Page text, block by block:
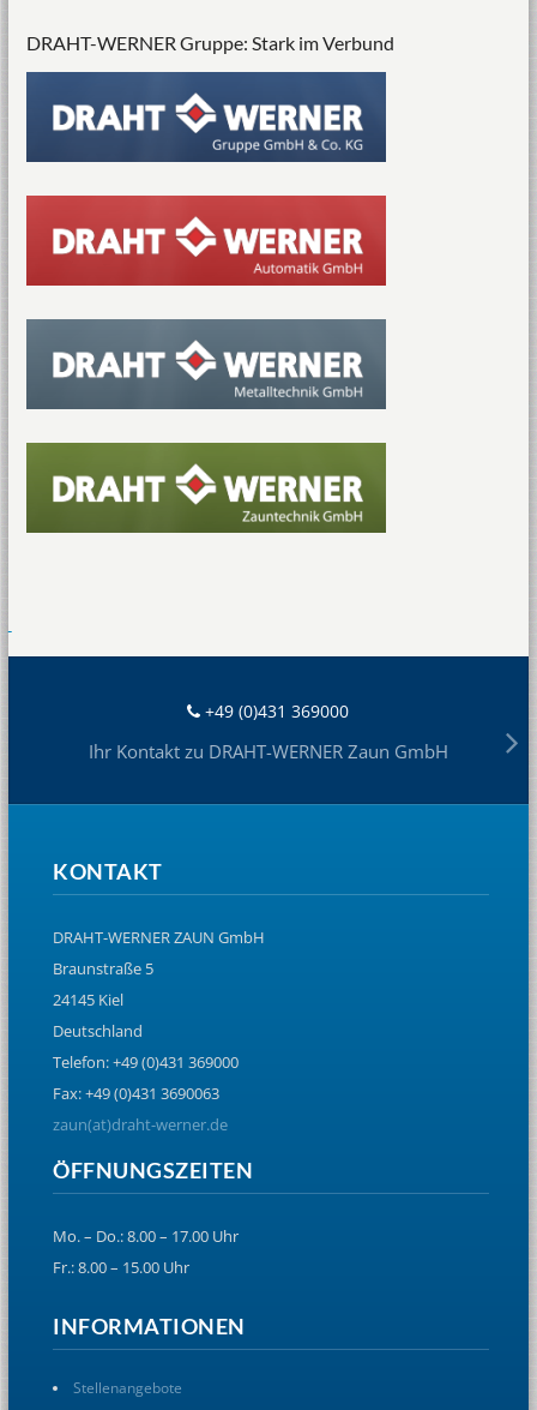
DRAHT-WERNER Gruppe: Stark im Verbund
+49 (0)431 369000
Ihr Kontakt zu DRAHT-WERNER Zaun GmbH
KONTAKT
DRAHT-WERNER ZAUN GmbH
Braunstraße 5
24145 Kiel
Deutschland
Telefon: +49 (0)431 369000
Fax: +49 (0)431 3690063
zaun(at)draht-werner.de
ÖFFNUNGSZEITEN
Mo. – Do.: 8.00 – 17.00 Uhr
Fr.: 8.00 – 15.00 Uhr
INFORMATIONEN
Stellenangebote